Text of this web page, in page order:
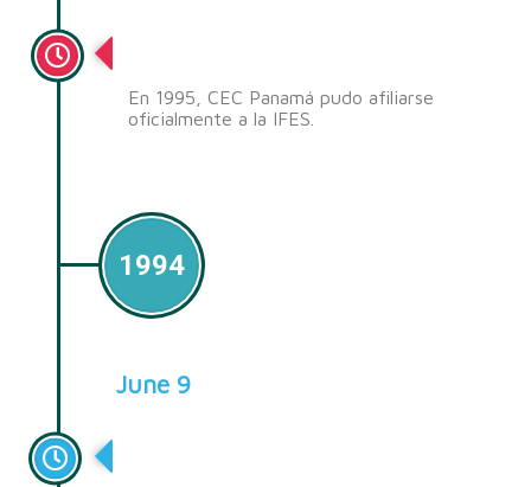
En 1995, CEC Panamá pudo afiliarse
oficialmente a la IFES.
1994
June 9